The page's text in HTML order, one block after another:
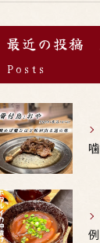
最近の投稿
Posts